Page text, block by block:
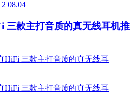
08.04
三款主打音质的真无线耳机推